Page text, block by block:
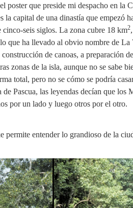
poster que preside mi despacho en
la capital de una dinastía que
seis siglos. La zona cubre 18 km2
que ha llevado al obvio nombre de
de canoas, a preparación
zonas de la isla, aunque no se
total, pero no se cómo se podría
Pascua, las leyendas decían que
por un lado y luego otros por el otro.
permite entender lo grandioso de la